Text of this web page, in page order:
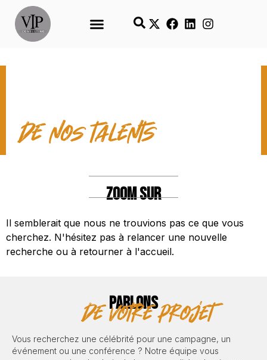
LES TEMPS FORTS
de nos talents
ZOOM SUR
Il semblerait que nous ne trouvions pas ce que vous
cherchez. N'hésitez pas à relancer une nouvelle
recherche ou à retourner à l'accueil.
PARLONS
de votre projet
Vous recherchez une célébrité pour une campagne, un
événement ou une conférence ? Notre équipe vous